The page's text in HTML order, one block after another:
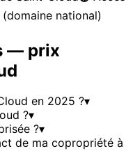
national)
— prix
en 2025 ?▾
?▾
?▾
de ma copropriété à